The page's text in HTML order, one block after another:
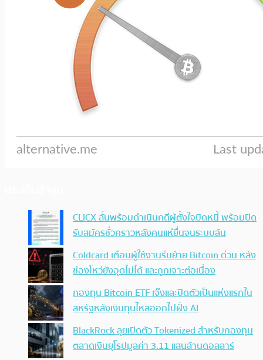
CLICX ลั่นพร้อมดำเนินคดีผู้ตั้งใจบิดหนี้ พร้อมปิด
รับสมัครชั่วคราวหลังคนแห่ยื่นจนระบบล้น
Coldcard เตือนผู้ใช้งานรีบย้าย Bitcoin ด่วน หลัง
ช่องโหว่ยังอุดไม่ได้ และถูกเจาะต่อเนื่อง
กองทุน Bitcoin ETF เจ๊งและปิดตัวเป็นแห่งแรกใน
สหรัฐหลังเงินทุนไหลออกไปฝั่ง AI
BlackRock ลุยเปิดตัว Tokenized สำหรับกองทุน
ตลาดเงินยุโรปมูลค่า 3.11 แสนล้านดอลลาร์